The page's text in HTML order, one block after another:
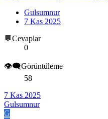
Gulsumnur
7 Kas 2025
💬Cevaplar
0
👁️‍🗨️Görüntüleme
58
7 Kas 2025
Gulsumnur
G